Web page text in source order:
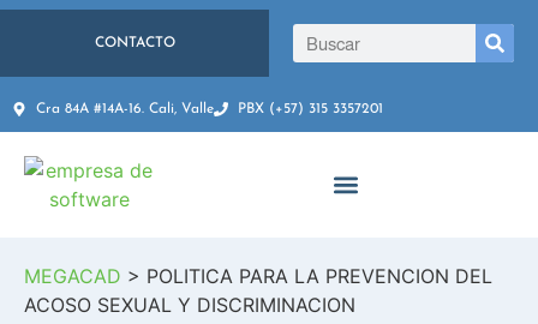
Cra 84A #14A-16. Cali, Valle PBX (+57) 315 3357201
CONTACTO
MEGACAD > POLITICA PARA LA PREVENCION DEL
ACOSO SEXUAL Y DISCRIMINACION